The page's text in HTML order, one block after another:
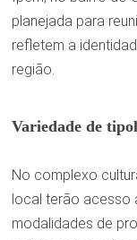
planejada para
refletem a
região.
Variedade de
No complexo
local terão acesso
modalidades de